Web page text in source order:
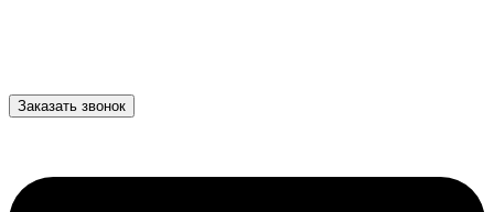
Заказать звонок